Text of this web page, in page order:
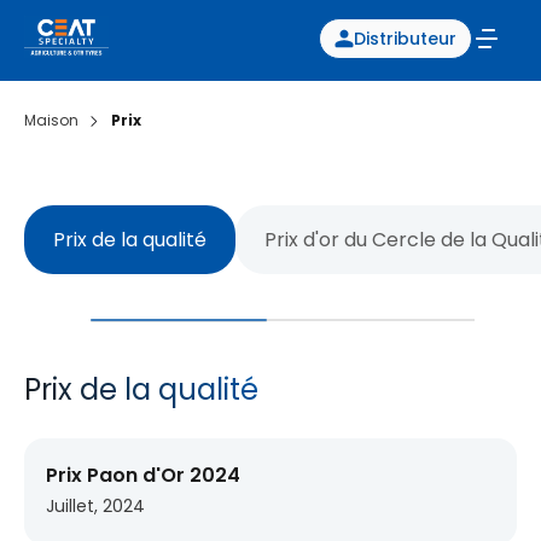
Distributeur
Maison Prix
Prix de la qualité Prix d'or du Cercle de la
Prix de la qualité
Prix Paon d'Or 2024
Juillet, 2024